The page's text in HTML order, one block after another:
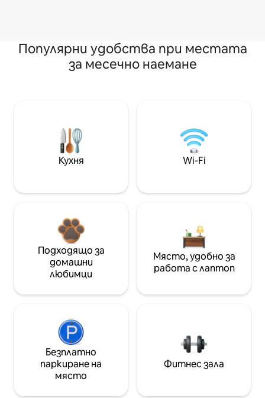
Популярни удобства при местата
за месечно наемане
Кухня Wi-Fi
Подходящо за
домашни
любимци
Място, удобно за
работа с лаптоп
Безплатно
паркиране на
място
Фитнес зала